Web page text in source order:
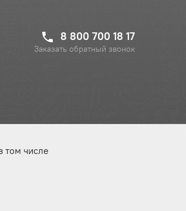
8 800 700 18 17
Заказать обратный звонок
том числе